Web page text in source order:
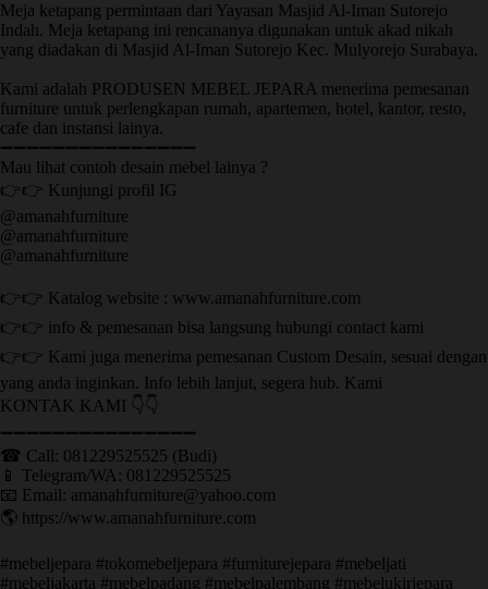
Meja ketapang permintaan dari Yayasan Masjid Al-Iman Sutorejo
Indah. Meja ketapang ini rencananya digunakan untuk akad nikah
yang diadakan di Masjid Al-Iman Sutorejo Kec. Mulyorejo Surabaya.
Kami adalah PRODUSEN MEBEL JEPARA menerima pemesanan
furniture untuk perlengkapan rumah, apartemen, hotel, kantor, resto,
cafe dan instansi lainya.
➖➖➖➖➖➖➖➖➖➖➖➖➖➖➖
Mau lihat contoh desain mebel lainya ?
👉👉 Kunjungi profil IG
@amanahfurniture
@amanahfurniture
@amanahfurniture
👉👉 Katalog website : www.amanahfurniture.com
👉👉 info & pemesanan bisa langsung hubungi contact kami
👉👉 Kami juga menerima pemesanan Custom Desain, sesuai dengan
yang anda inginkan. Info lebih lanjut, segera hub. Kami
KONTAK KAMI 👇👇
➖➖➖➖➖➖➖➖➖➖➖➖➖➖➖ ㅤ
☎ Call: 081229525525 (Budi)
📱 Telegram/WA: 081229525525
📧 Email: amanahfurniture@yahoo.com
🌎 https://www.amanahfurniture.com
#mebeljepara #tokomebeljepara #furniturejepara #mebeljati
#mebeljakarta #mebelpadang #mebelpalembang #mebelukirjepara